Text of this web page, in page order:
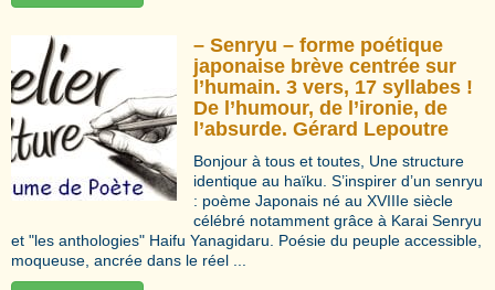
– Senryu – forme poétique
japonaise brève centrée sur
l’humain. 3 vers, 17 syllabes !
De l’humour, de l’ironie, de
l’absurde. Gérard Lepoutre
Bonjour à tous et toutes, Une structure
identique au haïku. S’inspirer d’un senryu
: poème Japonais né au XVIIIe siècle
célébré notamment grâce à Karai Senryu
et "les anthologies" Haifu Yanagidaru. Poésie du peuple accessible,
moqueuse, ancrée dans le réel ...